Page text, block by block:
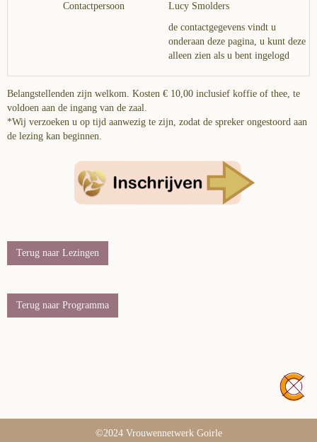
Contactpersoon
Lucy Smolders
de contactgegevens vindt u
onderaan deze pagina, u kunt deze
alleen zien als u bent ingelogd
Belangstellenden zijn welkom. Kosten € 10,00 inclusief koffie of thee, te
voldoen aan de ingang van de zaal.
*Wij verzoeken u op tijd aanwezig te zijn, zodat de spreker ongestoord aan
de lezing kan beginnen.
Terug naar Lezingen
Terug naar Programma
©2024 Vrouwennetwerk Goirle